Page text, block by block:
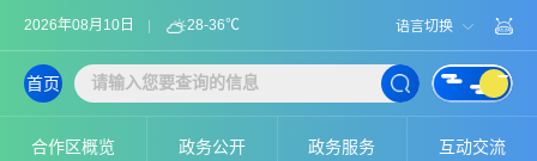
2026年08月10日 28-36℃ 语言切换
合作区概览 政务公开 政务服务 互动交流
首页